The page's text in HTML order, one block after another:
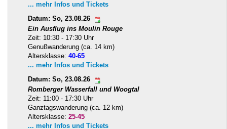
... mehr Infos und Tickets
Datum: So, 23.08.26
Ein Ausflug ins Moulin Rouge
Zeit: 10:30 - 17:30 Uhr
Genußwanderung (ca. 14 km)
Altersklasse: 40-65
... mehr Infos und Tickets
Datum: So, 23.08.26
Romberger Wasserfall und Woogtal
Zeit: 11:00 - 17:30 Uhr
Ganztagswanderung (ca. 12 km)
Altersklasse: 25-45
... mehr Infos und Tickets